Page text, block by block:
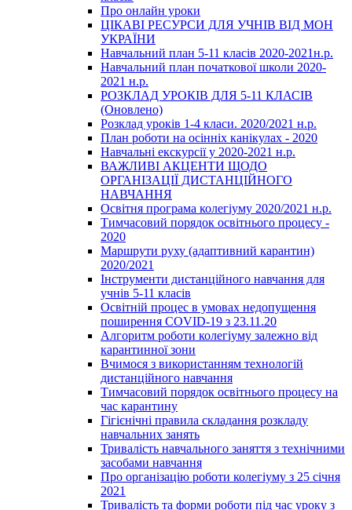
Про онлайн уроки
ЦІКАВІ РЕСУРСИ ДЛЯ УЧНІВ ВІД МОН
УКРАЇНИ
Навчальний план 5-11 класів 2020-2021н.р.
Навчальний план початкової школи 2020-
2021 н.р.
РОЗКЛАД УРОКІВ ДЛЯ 5-11 КЛАСІВ
(Оновлено)
Розклад уроків 1-4 класи. 2020/2021 н.р.
План роботи на осінніх канікулах - 2020
Навчальні екскурсії у 2020-2021 н.р.
ВАЖЛИВІ АКЦЕНТИ ЩОДО
ОРГАНІЗАЦІЇ ДИСТАНЦІЙНОГО
НАВЧАННЯ
Освітня програма колегіуму 2020/2021 н.р.
Тимчасовий порядок освітнього процесу -
2020
Маршрути руху (адаптивний карантин)
2020/2021
Інструменти дистанційного навчання для
учнів 5-11 класів
Освітній процес в умовах недопущення
поширення COVID-19 з 23.11.20
Алгоритм роботи колегіуму залежно від
карантинної зони
Вчимося з використанням технологій
дистанційного навчання
Тимчасовий порядок освітнього процесу на
час карантину
Гігієнічні правила складання розкладу
навчальних занять
Тривалість навчального заняття з технічними
засобами навчання
Про організацію роботи колегіуму з 25 січня
2021
Тривалість та форми роботи під час уроку з